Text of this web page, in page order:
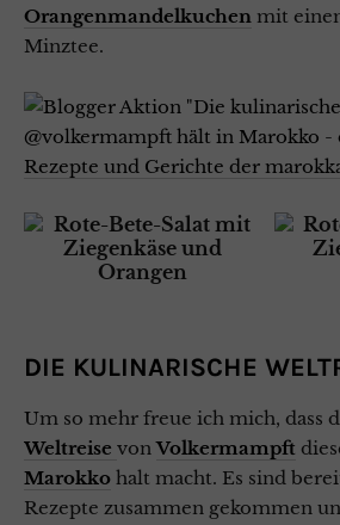
Orangenmandelkuchen mit
Minztee.
DIE KULINARISCHE
Um so mehr freue ich mich, dass
Weltreise vonVolkermampft
Marokko halt macht. Es sind
Rezepte zusammen gekommen